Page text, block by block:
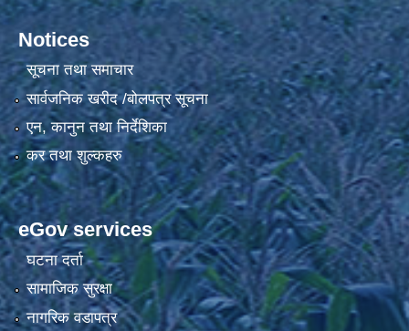
Notices
सूचना तथा समाचार
सार्वजनिक खरीद /बोलपत्र सूचना
एन, कानुन तथा निर्देशिका
कर तथा शुल्कहरु
eGov services
घटना दर्ता
सामाजिक सुरक्षा
नागरिक वडापत्र